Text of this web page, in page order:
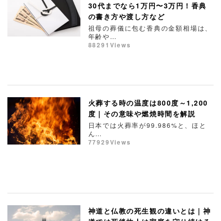
30代までなら1万円〜3万円！香典
の書き方や渡し方など
祖母の葬儀に包む香典の金額相場は、
年齢や…
88291Views
火葬する時の温度は800度～1,200
度｜その意味や燃焼時間を解説
日本では火葬率が99.986%と、ほと
ん…
77929Views
神道と仏教の死生観の違いとは｜神